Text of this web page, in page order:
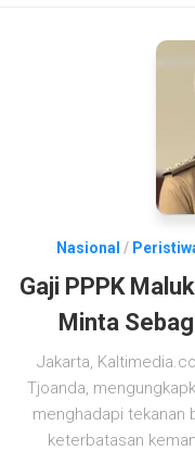
Nasional /
Gaji PPPK
Minta
Jakarta,
Tjoanda,
menghadapi tekanan
keterbatasan